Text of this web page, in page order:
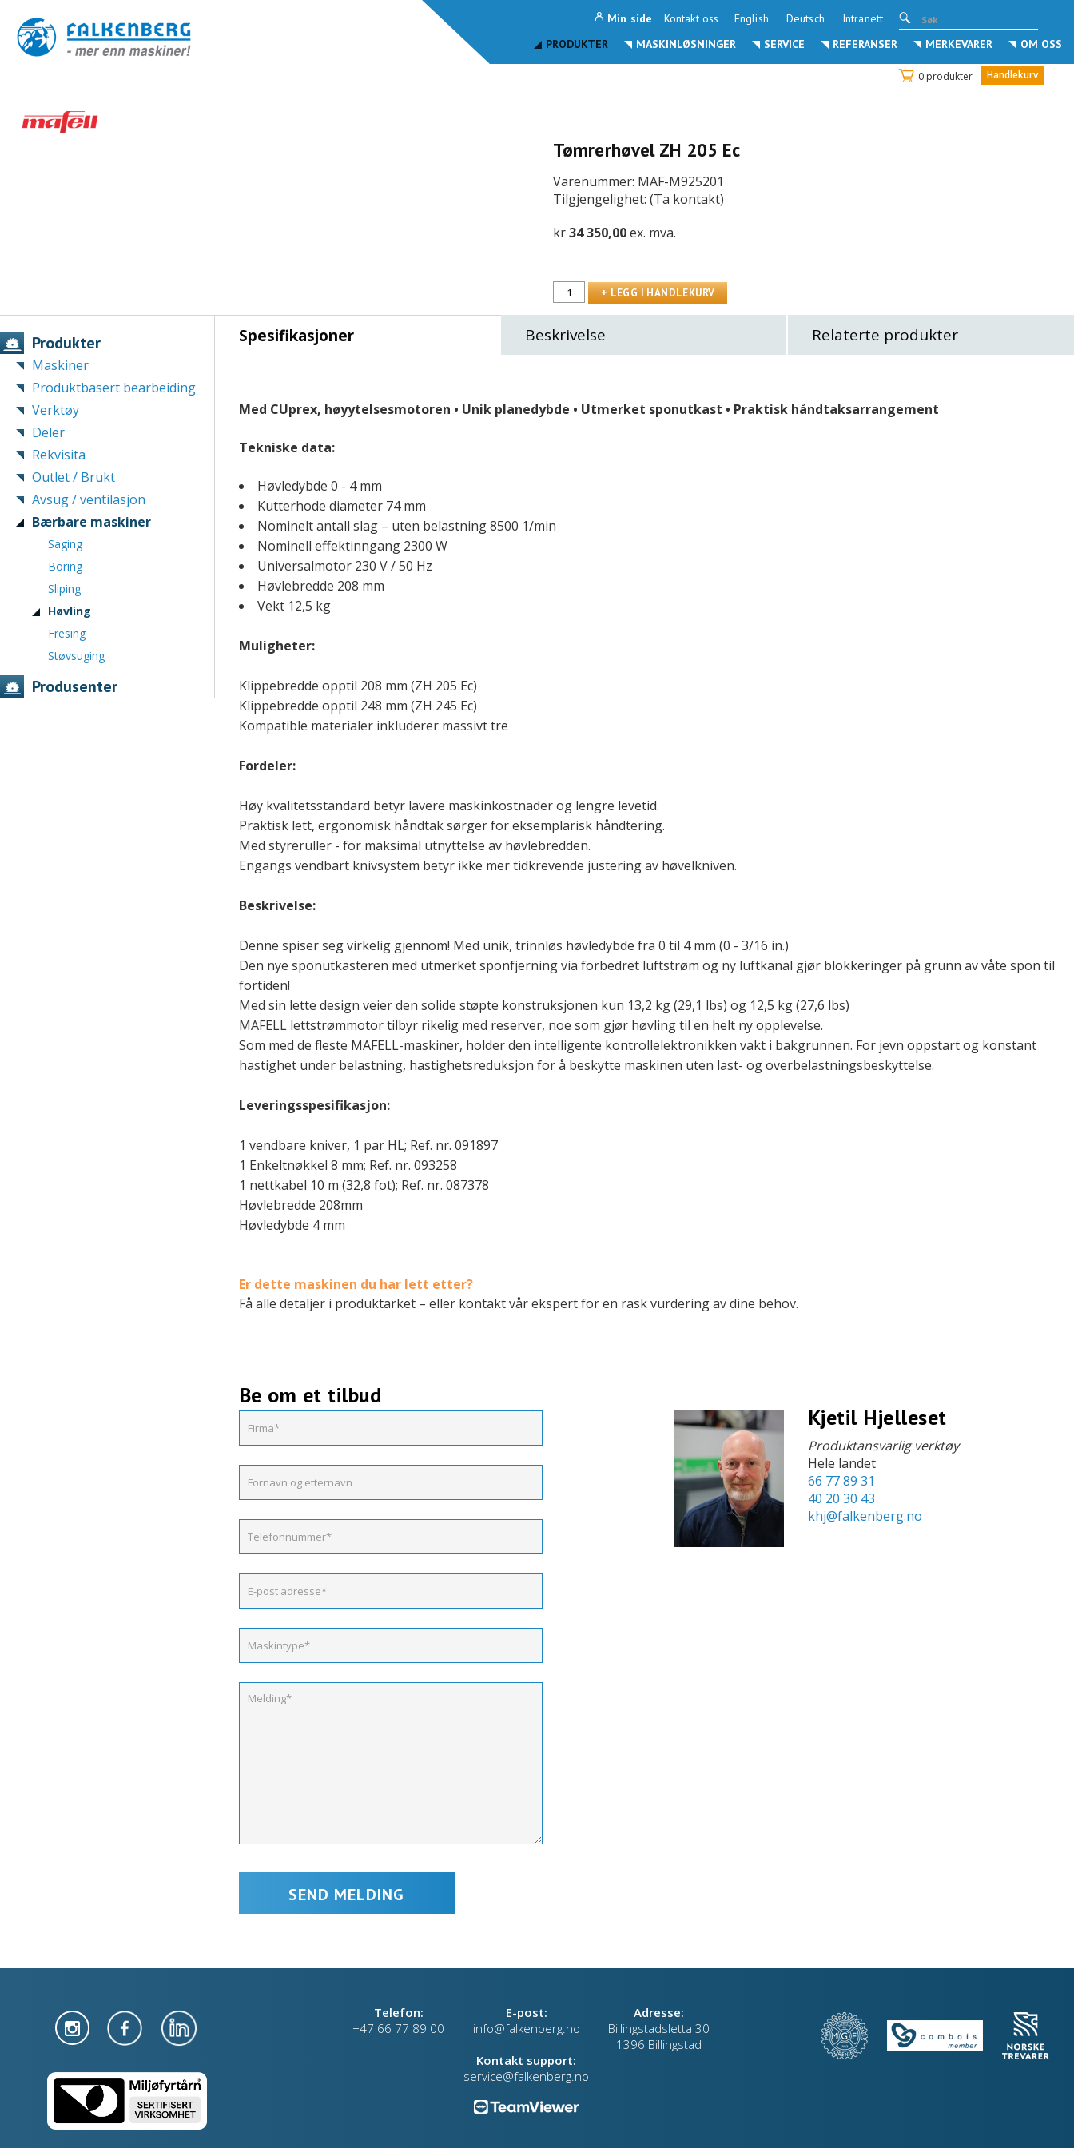
English Deutsch Intranett
Kontakt oss
Min side
PRODUKTER
MASKINLØSNINGER SERVICE REFERANSER MERKEVARER OM OSS
0 produkter Handlekurv
Tømrerhøvel ZH 205 Ec
Varenummer: MAF-M925201
Tilgjengelighet: (Ta kontakt)
kr34 350,00ex. mva.
Produkter
Maskiner
Produktbasert bearbeiding
Verktøy
Deler
Rekvisita
Outlet / Brukt
Avsug / ventilasjon
Bærbare maskiner
Saging
Boring
Sliping
Høvling
Fresing
Støvsuging
Produsenter
Spesifikasjoner Beskrivelse Relaterte produkter
Med CUprex, høyytelsesmotoren • Unik planedybde • Utmerket sponutkast • Praktisk håndtaksarrangement
Tekniske data:
Høvledybde 0 - 4 mm
Kutterhode diameter 74 mm
Nominelt antall slag – uten belastning 8500 1/min
Nominell effektinngang 2300 W
Universalmotor 230 V / 50 Hz
Høvlebredde 208 mm
Vekt 12,5 kg
Muligheter:
Klippebredde opptil 208 mm (ZH 205 Ec)
Klippebredde opptil 248 mm (ZH 245 Ec)
Kompatible materialer inkluderer massivt tre
Fordeler:
Høy kvalitetsstandard betyr lavere maskinkostnader og lengre levetid.
Praktisk lett, ergonomisk håndtak sørger for eksemplarisk håndtering.
Med styreruller - for maksimal utnyttelse av høvlebredden.
Engangs vendbart knivsystem betyr ikke mer tidkrevende justering av høvelkniven.
Beskrivelse:
Denne spiser seg virkelig gjennom! Med unik, trinnløs høvledybde fra 0 til 4 mm (0 - 3/16 in.)
Den nye sponutkasteren med utmerket sponfjerning via forbedret luftstrøm og ny luftkanal gjør blokkeringer på grunn av våte spon til
fortiden!
Med sin lette design veier den solide støpte konstruksjonen kun 13,2 kg (29,1 lbs) og 12,5 kg (27,6 lbs)
MAFELL lettstrømmotor tilbyr rikelig med reserver, noe som gjør høvling til en helt ny opplevelse.
Som med de fleste MAFELL-maskiner, holder den intelligente kontrollelektronikken vakt i bakgrunnen. For jevn oppstart og konstant
hastighet under belastning, hastighetsreduksjon for å beskytte maskinen uten last- og overbelastningsbeskyttelse.
Leveringsspesifikasjon:
1 vendbare kniver, 1 par HL; Ref. nr. 091897
1 Enkeltnøkkel 8 mm; Ref. nr. 093258
1 nettkabel 10 m (32,8 fot); Ref. nr. 087378
Høvlebredde 208mm
Høvledybde 4 mm
Er dette maskinen du har lett etter?
Få alle detaljer i produktarket – eller kontakt vår ekspert for en rask vurdering av dine behov.
Be om et tilbud
Kjetil Hjelleset
Produktansvarlig verktøy
Hele landet
66 77 89 31
40 20 30 43
khj@falkenberg.no
Telefon:
+47 66 77 89 00
E-post:
info@falkenberg.no
Kontakt support:
service@falkenberg.no
Adresse:
Billingstadsletta 30
1396 Billingstad